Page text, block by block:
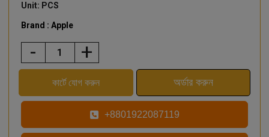
Unit: PCS
Brand : Apple
- +
+8801922087119